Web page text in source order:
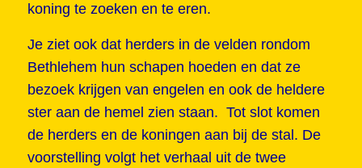
koning te zoeken en te eren.
Je ziet ook dat herders in de velden rondom
Bethlehem hun schapen hoeden en dat ze
bezoek krijgen van engelen en ook de heldere
ster aan de hemel zien staan. Tot slot komen
de herders en de koningen aan bij de stal. De
voorstelling volgt het verhaal uit de twee